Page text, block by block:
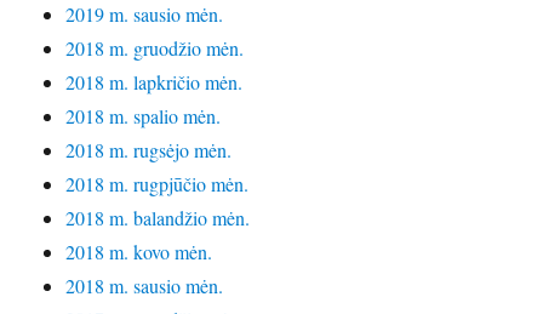
2019 m. sausio mėn.
2018 m. gruodžio mėn.
2018 m. lapkričio mėn.
2018 m. spalio mėn.
2018 m. rugsėjo mėn.
2018 m. rugpjūčio mėn.
2018 m. balandžio mėn.
2018 m. kovo mėn.
2018 m. sausio mėn.